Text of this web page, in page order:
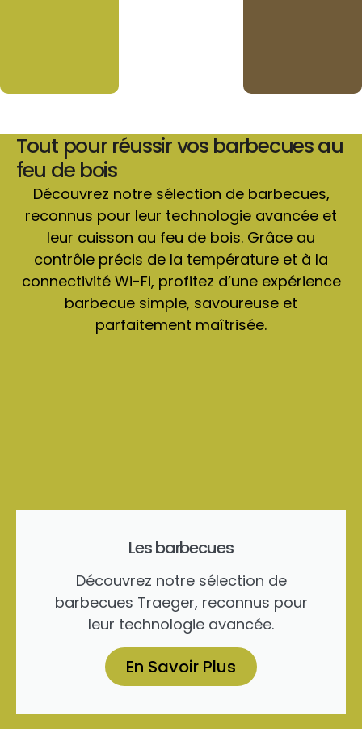
Tout pour réussir vos barbecues au
feu de bois
Découvrez notre sélection de barbecues,
reconnus pour leur technologie avancée et
leur cuisson au feu de bois. Grâce au
contrôle précis de la température et à la
connectivité Wi-Fi, profitez d’une expérience
barbecue simple, savoureuse et
parfaitement maîtrisée.
Les barbecues
Découvrez notre sélection de
barbecues Traeger, reconnus pour
leur technologie avancée.
En Savoir Plus